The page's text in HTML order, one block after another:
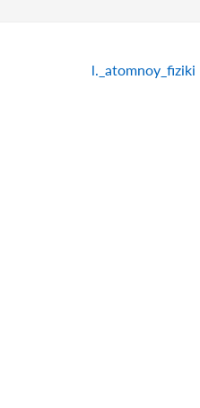
l._atomnoy_fiziki